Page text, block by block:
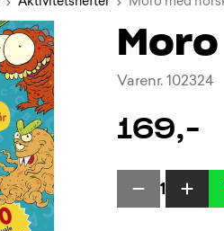
Aktivitetshefter Moro med
Varenr. 102324
169,-
1